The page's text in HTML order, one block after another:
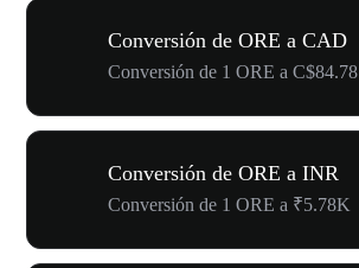
Conversión de ORE a CAD
Conversión de 1 ORE a C$84.78
Conversión de ORE a INR
Conversión de 1 ORE a ₹5.78K